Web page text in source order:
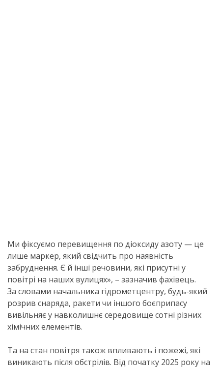
Ми фіксуємо перевищення по діоксиду азоту — це
лише маркер, який свідчить про наявність
забруднення. Є й інші речовини, які присутні у
повітрі на наших вулицях», – зазначив фахівець.
За словами начальника гідрометцентру, будь-який
розрив снаряда, ракети чи іншого боєприпасу
вивільняє у навколишнє середовище сотні різних
хімічних елементів.
Та на стан повітря також впливають і пожежі, які
виникають після обстрілів. Від початку 2025 року на